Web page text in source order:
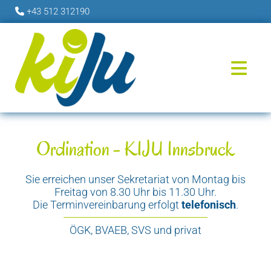
 +43 512 312190
Ordination - KIJU Innsbruck
Sie erreichen unser Sekretariat von Montag bis
Freitag von 8.30 Uhr bis 11.30 Uhr.
Die Terminvereinbarung erfolgt telefonisch.
ÖGK, BVAEB, SVS und privat